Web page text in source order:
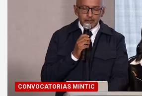
CONVOCATORIAS MINTIC